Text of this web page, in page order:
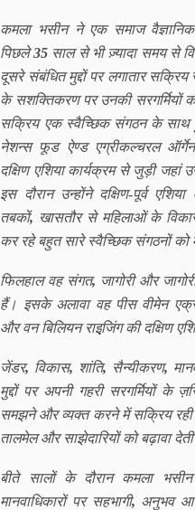
कमला भसीन ने एक समाज
पिछले35साल से भी ज़्यादा समय से
दूसरे संबंधित मुद्दों पर लगातार सक्रिय
के सशक्तिकरण पर उनकी सरगर्मियों
सक्रिय एक स्वैच्छिक संगठन के साथ
नेशन्स फूड ऐण्ड एग्रीकल्चरल
दक्षिण एशिया कार्यक्रम से जुड़ी जहां
इस दौरान उन्होंने दक्षिण-पूर्व
तबकों, खासतौर से महिलाओं के
कर रहे बहुत सारे स्वैच्छिक संगठनों को
फिलहाल वह संगत, जागोरी और
हैं। इसके अलावा वह पीस वीमेन
औरवन बिलियन राइजि़ंगकी दक्षिण
जेंडर, विकास, शांति, सैन्यीकरण,
मुद्दों पर अपनी गहरी सरगर्मियों के
समझने और व्यक्त करने में सक्रिय रही
तालमेल और साझेदारियों को बढ़ावा
बीते सालों के दौरान कमला
मानवाधिकारों पर सहभागी, अनुभव